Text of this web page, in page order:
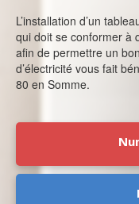
L’installation d’un
qui doit se conformer à
afin de permettre un
d’électricité vous fait
80 en Somme.